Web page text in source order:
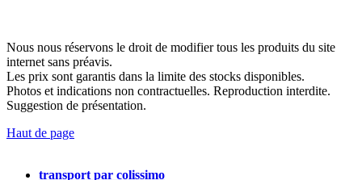
Nous nous réservons le droit de modifier tous les produits du site
internet sans préavis.
Les prix sont garantis dans la limite des stocks disponibles.
Photos et indications non contractuelles. Reproduction interdite.
Suggestion de présentation.
Haut de page
transport par colissimo